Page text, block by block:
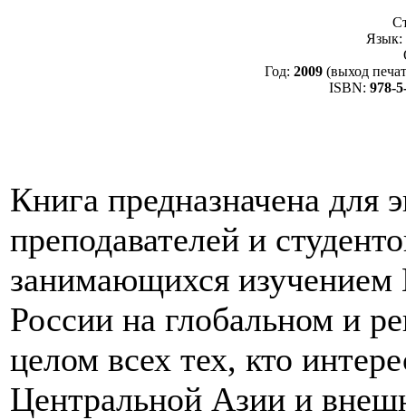
Язык:
Год: 2009 (выход
ISBN: 978-
Книга предназначена для
преподавателей и
занимающихся
России на глобальном и
целом всех тех, кто
Центральной Азии и